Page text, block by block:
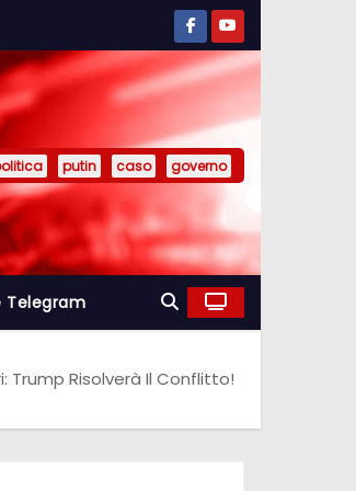
putin caso governo
Telegram
Trump Risolverà Il Conflitto!